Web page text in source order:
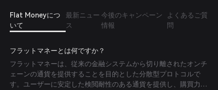
Flat Moneyにつ
いて
最新ニュー
ス
今後のキャンペーン
情報
よくあるご質
問
フラットマネーとは何ですか？
フラットマネーは、従来の金融システムから切り離されたオンチ
ェーンの通貨を提供することを目的とした分散型プロトコルで
す。ユーザーに安定した検閲耐性のある通貨を提供し、購買力を